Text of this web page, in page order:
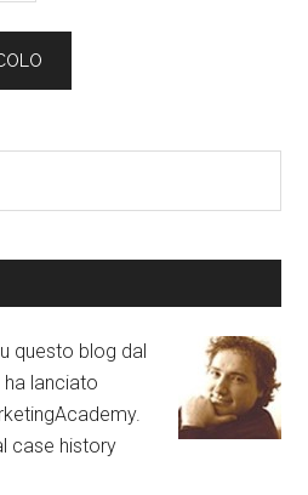
questo blog dal
ha lanciato
case history